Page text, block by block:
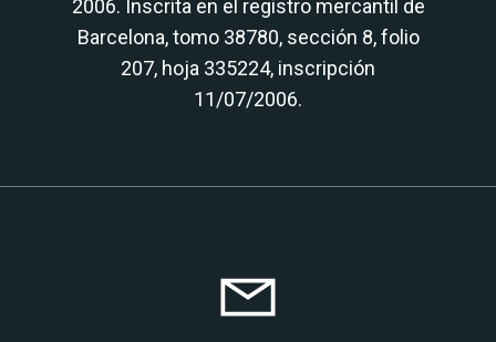
2006. Inscrita en el registro mercantil de
Barcelona, tomo 38780, sección 8, folio
207, hoja 335224, inscripción
11/07/2006.